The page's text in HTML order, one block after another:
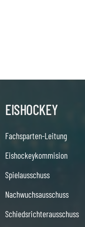
EISHOCKEY
Fachsparten-Leitung
Eishockeykommision
Spielausschuss
Nachwuchsausschuss
Schiedsrichterausschuss